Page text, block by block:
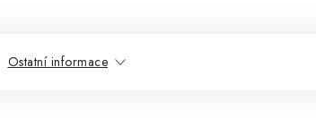
Ostatní informace